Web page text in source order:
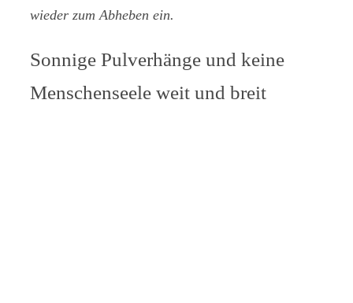
wieder zum Abheben ein.
Sonnige Pulverhänge und keine
Menschenseele weit und breit